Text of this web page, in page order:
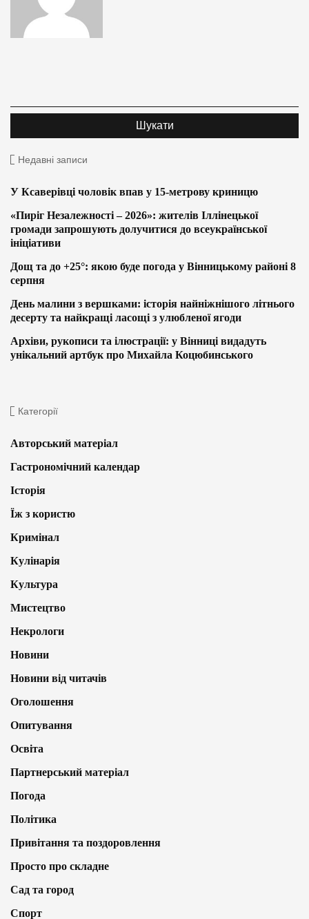
Недавні записи
У Ксаверівці чоловік впав у 15-метрову криницю
«Пиріг Незалежності – 2026»: жителів Іллінецької
громади запрошують долучитися до всеукраїнської
ініціативи
Дощ та до +25°: якою буде погода у Вінницькому районі 8
серпня
День малини з вершками: історія найніжнішого літнього
десерту та найкращі ласощі з улюбленої ягоди
Архіви, рукописи та ілюстрації: у Вінниці видадуть
унікальний артбук про Михайла Коцюбинського
Категорії
Авторський матеріал
Гастрономічний календар
Історія
Їж з користю
Кримінал
Кулінарія
Культура
Мистецтво
Некрологи
Новини
Новини від читачів
Оголошення
Опитування
Освіта
Партнерський матеріал
Погода
Політика
Привітання та поздоровлення
Просто про складне
Сад та город
Спорт